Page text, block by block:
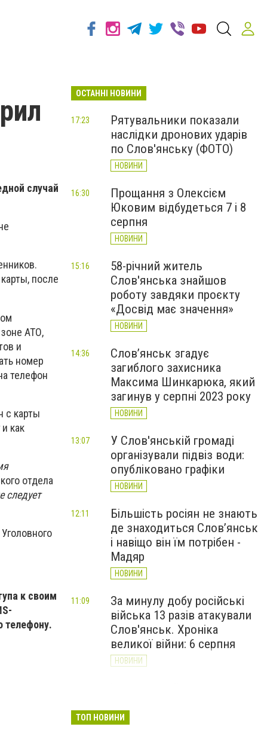
случай
после
АТО,
и
номер
телефон
с карты
как
отдела
следует
к своим
телефону.
ОСТАННІ НОВИНИ
Рятувальники показали
наслідки дронових ударів
по Слов'янську (ФОТО)
НОВИНИ
17:23
Прощання з Олексієм
Юковим відбудеться 7 і 8
серпня
НОВИНИ
16:30
58-річний житель
Слов'янська знайшов
роботу завдяки проєкту
«Досвід має значення»
НОВИНИ
15:16
Слов’янськ згадує
загиблого захисника
Максима Шинкарюка, який
загинув у серпні 2023 року
НОВИНИ
14:36
У Слов'янській громаді
організували підвіз води:
опубліковано графіки
НОВИНИ
13:07
Більшість росіян не знають
де знаходиться Слов’янськ
і навіщо він їм потрібен -
Мадяр
НОВИНИ
12:11
За минулу добу російські
війська 13 разів атакували
Слов'янськ. Хроніка
великої війни: 6 серпня
НОВИНИ
11:09
Донецькоблгаз припиняє
ТОП НОВИНИ